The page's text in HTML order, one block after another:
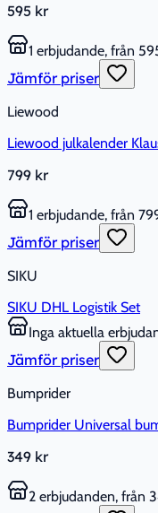
595 kr
1 erbjudande, från
Jämför priser
Liewood
Liewood julkalender
799 kr
1 erbjudande, från
Jämför priser
SIKU
SIKU DHL Logistik Set
Inga aktuella
Jämför priser
Bumprider
Bumprider Universal
349 kr
2 erbjudanden, från